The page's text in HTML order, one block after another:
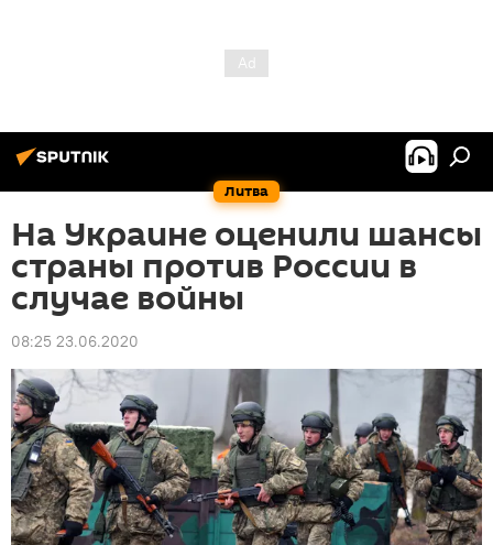
Литва
На Украине оценили шансы
страны против России в
случае войны
08:25 23.06.2020